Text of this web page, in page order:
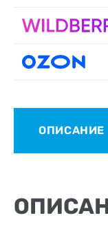
ОПИСАНИЕ